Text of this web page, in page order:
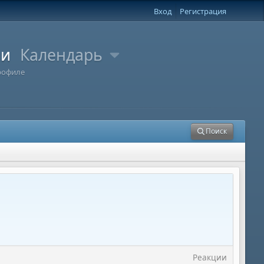
Вход Регистрация
Календарь
Поиск
Реакции